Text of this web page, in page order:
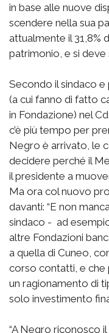
in base alle nuove
scendere nella sua
attualmente il 31,8%
patrimonio, e si deve
Secondo il sindaco
(a cui fanno di fatto
in Fondazione) nel
c’è più tempo per
Negro è arrivato, le
decidere perché il
il presidente a
Ma ora col nuovo
davanti: “E non
sindaco - ad
altre Fondazioni
a quella di Cuneo,
corso contatti, e che
un ragionamento di
solo investimento
“A Negro riconosco